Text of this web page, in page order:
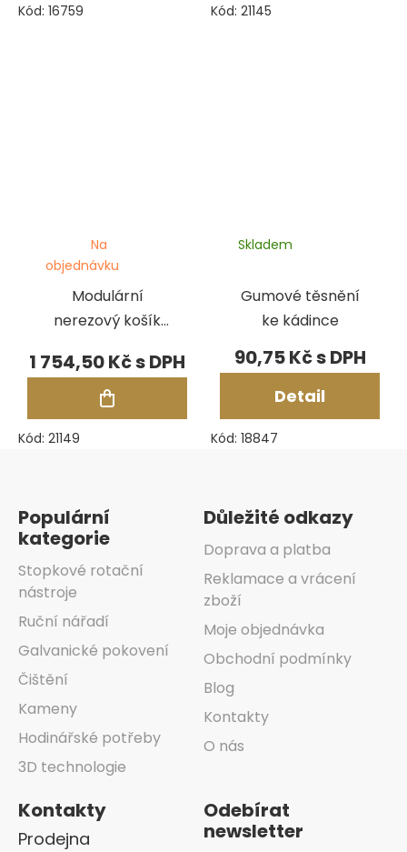
Kód: 16759 Kód: 21145
Modulární
nerezový košík
40
Na
objednávku
1 754,50 Kč
Kód: 21149
Gumové těsnění
ke kádince
Skladem
90,75 Kč
Detail
Kód: 18847
Populární
kategorie
Stopkové rotační
nástroje
Ruční nářadí
Galvanické pokovení
Čištění
Kameny
Hodinářské potřeby
3D technologie
Důležité odkazy
Doprava a platba
Reklamace a vrácení
zboží
Moje objednávka
Obchodní podmínky
Blog
Kontakty
O nás
Kontakty
Prodejna
Odebírat
newsletter